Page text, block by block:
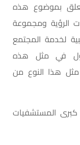
بموضوع هذه
الرؤية ومجموعة
لخدمة المجتمع
في مثل هذه
هذا النوع من
كبرى المستشفيات